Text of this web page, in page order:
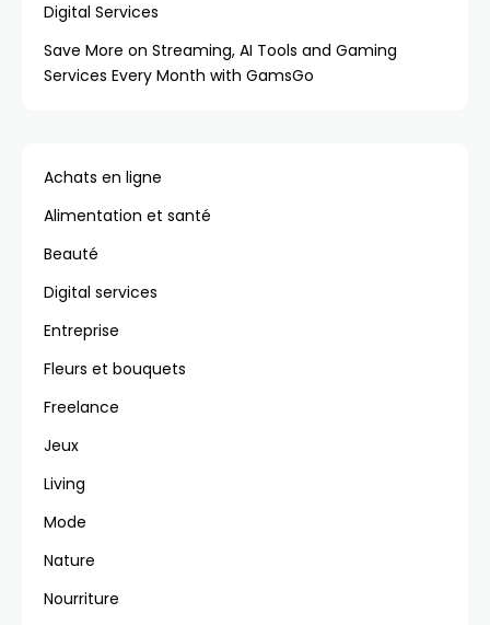
Digital Services
Save More on Streaming, AI Tools and Gaming
Services Every Month with GamsGo
Achats en ligne
Alimentation et santé
Beauté
Digital services
Entreprise
Fleurs et bouquets
Freelance
Jeux
Living
Mode
Nature
Nourriture